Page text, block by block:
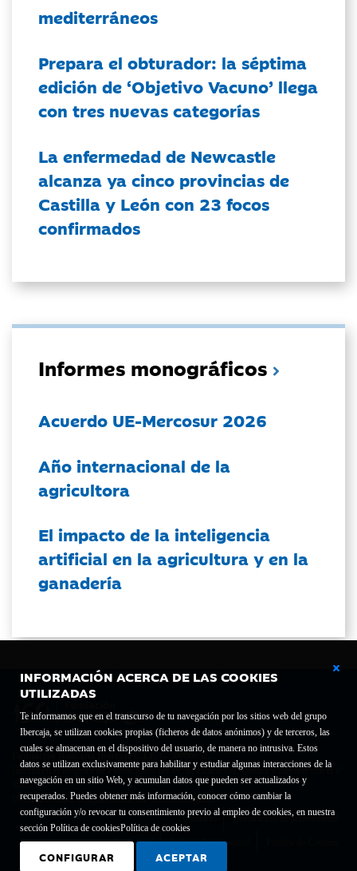
INFORMACIÓN ACERCA DE LAS COOKIES
UTILIZADAS
Te informamos que en el transcurso de tu navegación por los sitios web del grupo
Ibercaja, se utilizan cookies propias (ficheros de datos anónimos) y de terceros, las
cuales se almacenan en el dispositivo del usuario, de manera no intrusiva. Estos
datos se utilizan exclusivamente para habilitar y estudiar algunas interacciones de la
navegación en un sitio Web, y acumulan datos que pueden ser actualizados y
recuperados. Puedes obtener más información, conocer cómo cambiar la
configuración y/o revocar tu consentimiento previo al empleo de cookies, en nuestra
sección Política de cookiesPolítica de cookies
CONFIGURAR ACEPTAR
mediterráneos
Prepara el obturador: la séptima
edición de ‘Objetivo Vacuno’ llega
con tres nuevas categorías
La enfermedad de Newcastle
alcanza ya cinco provincias de
Castilla y León con 23 focos
confirmados
Informes monográficos
Acuerdo UE-Mercosur 2026
Año internacional de la
agricultora
El impacto de la inteligencia
artificial en la agricultura y en la
ganadería
Fundación Bancaria Ibercaja C.I.F. G-50000652.
Inscrita en el Registro de Fundaciones del Mº de Educación, Cultura y Deporte con el nº
1689.
Domicilio social: Joaquín Costa, 13. 50001 Zaragoza.
Contacto
Declaración de accesibilidad
Aviso legal Política de privacidad